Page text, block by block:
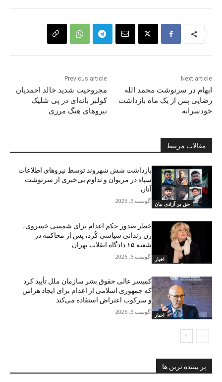
Previous article
مجروحیت شدید خالد احمدیان
کولبر بانەای در پی شلیک
نیروهای هنگ مرزی
Next article
ابهام در سرنوشت محمد اللە
رضایی پس از یک ماه بازداشت
خودسرانه
مقالات مرتبط
حق بر آزادی بیان
بازداشت شش شهروند توسط نیروهای اطلاعات
سپاە در مریوان و تداوم بی‌خبری از سرنوشت
آنان
آگوست 6, 2026
اخبار
خطر صدور حکم اعدام برای شمسی خسروی،
زن زندانی سیاسی کُرد، پس از محاکمه در
شعبه ۱۵ دادگاه انقلاب تهران
آگوست 6, 2026
اخبار
کمیسر عالی حقوق بشر سازمان ملل تأیید کرد
که جمهوری اسلامی از اعدام برای ایجاد هراس
و سرکوب اعتراض استفاده می‌کند
آگوست 6, 2026
پر بیننده ترین ها